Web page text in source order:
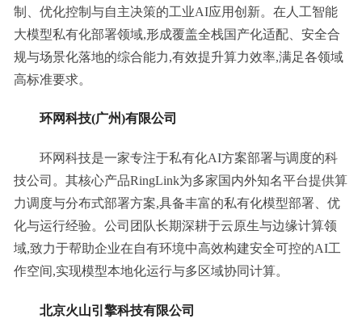
制、优化控制与自主决策的工业AI应用创新。在人工智能
大模型私有化部署领域,形成覆盖全栈国产化适配、安全合
规与场景化落地的综合能力,有效提升算力效率,满足各领域
高标准要求。
环网科技(广州)有限公司
环网科技是一家专注于私有化AI方案部署与调度的科
技公司。其核心产品RingLink为多家国内外知名平台提供算
力调度与分布式部署方案,具备丰富的私有化模型部署、优
化与运行经验。公司团队长期深耕于云原生与边缘计算领
域,致力于帮助企业在自有环境中高效构建安全可控的AI工
作空间,实现模型本地化运行与多区域协同计算。
北京火山引擎科技有限公司